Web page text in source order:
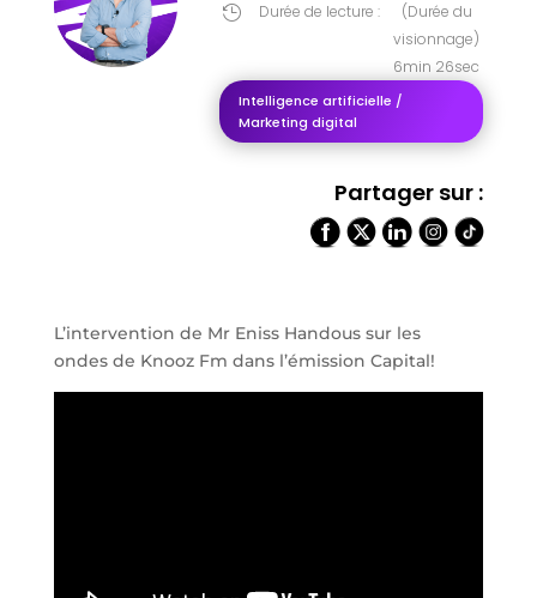
 Durée de lecture :
(Durée du
visionnage)
6min 26sec
Intelligence artificielle /
Marketing digital
Partager sur :
L’intervention de Mr Eniss Handous sur les
ondes de Knooz Fm dans l’émission Capital!